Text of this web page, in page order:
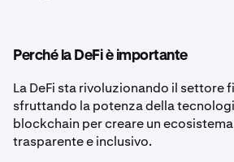
Perché la DeFi è importante
La DeFi sta rivoluzionando il settore
sfruttando la potenza della
blockchain per creare un
trasparente e inclusivo.